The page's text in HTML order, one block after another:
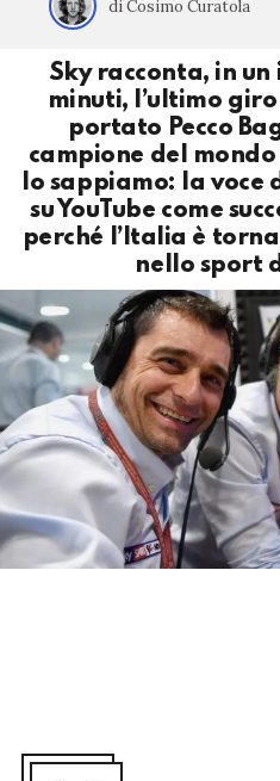
di Cosimo Curatola
Sky racconta, in
minuti, l’ultimo
portato Pecco
campione del
lo sappiamo: la voce
su YouTube come
perché l’Italia è
nello sport